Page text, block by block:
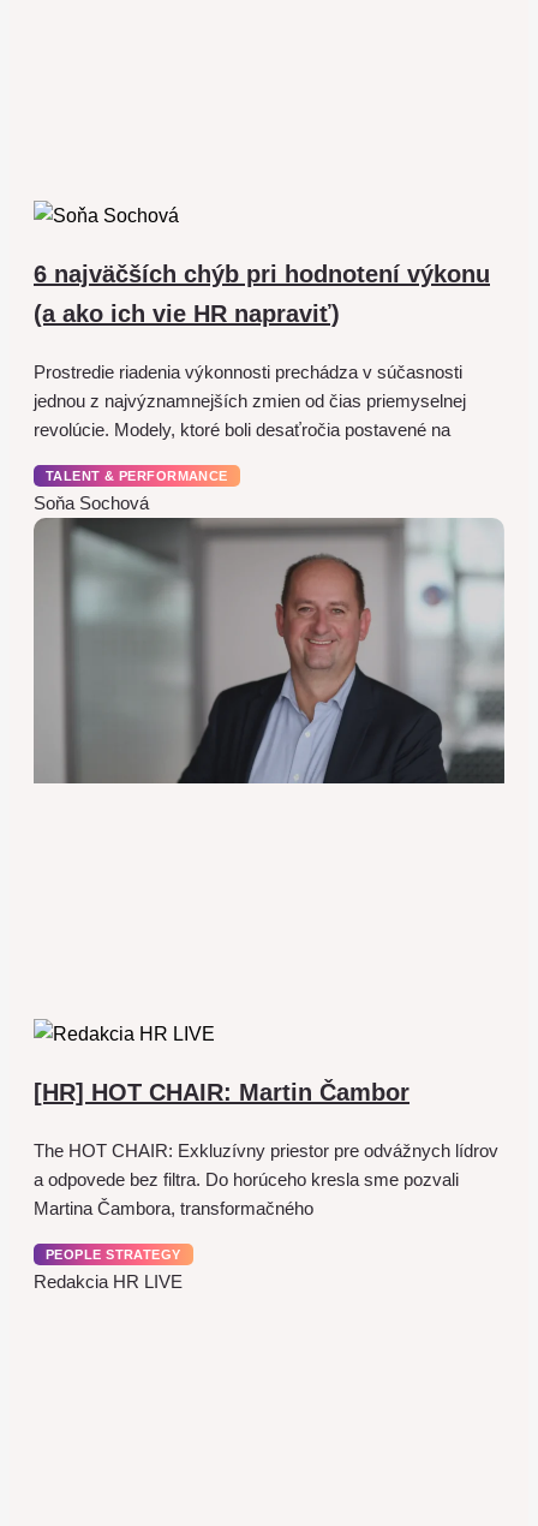
6 najväčších chýb pri hodnotení výkonu
(a ako ich vie HR napraviť)
Prostredie riadenia výkonnosti prechádza v súčasnosti
jednou z najvýznamnejších zmien od čias priemyselnej
revolúcie. Modely, ktoré boli desaťročia postavené na
TALENT & PERFORMANCE
Soňa Sochová
[HR] HOT CHAIR: Martin Čambor
The HOT CHAIR: Exkluzívny priestor pre odvážnych lídrov
a odpovede bez filtra. Do horúceho kresla sme pozvali
Martina Čambora, transformačného
PEOPLE STRATEGY
Redakcia HR LIVE